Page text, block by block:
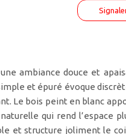
ambiance douce et
et épuré évoque
Le bois peint en blanc
qui rend l’espace
et structure joliment le